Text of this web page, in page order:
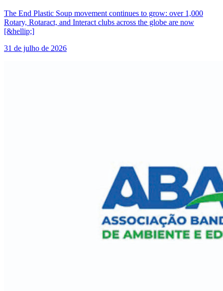
The End Plastic Soup movement continues to grow: over 1,000
Rotary, Rotaract, and Interact clubs across the globe are now
[&hellip;]
31 de julho de 2026